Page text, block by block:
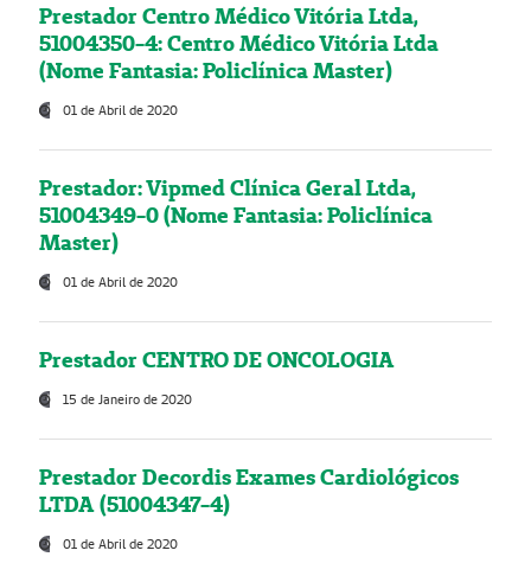
Prestador Centro Médico Vitória Ltda,
51004350-4: Centro Médico Vitória Ltda
(Nome Fantasia: Policlínica Master)
01 de Abril de 2020
Prestador: Vipmed Clínica Geral Ltda,
51004349-0 (Nome Fantasia: Policlínica
Master)
01 de Abril de 2020
Prestador CENTRO DE ONCOLOGIA
15 de Janeiro de 2020
Prestador Decordis Exames Cardiológicos
LTDA (51004347-4)
01 de Abril de 2020